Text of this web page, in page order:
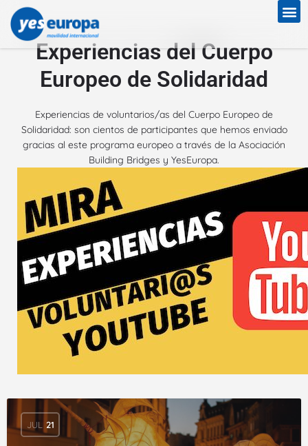
Experiencias del Cuerpo
Europeo de Solidaridad
Experiencias de voluntarios/as del Cuerpo Europeo de
Solidaridad: son cientos de participantes que hemos enviado
gracias al este programa europeo a través de la Asociación
Building Bridges y YesEuropa.
JUL 21